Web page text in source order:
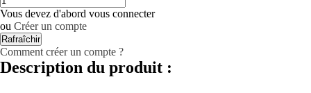
Vous devez d'abord vous connecter
ou Créer un compte
Comment créer un compte ?
Description du produit :